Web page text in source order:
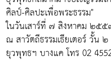
ศิลป์-ศิลปะเพื่อพระธรรม"
ในวันเสาร์ที่ ๗ สิงหาคม ๒
ณ สาวัตถีธรรมเธียเตอร์ วั้น
ยุวพุทธฯ บางแค โทร 02